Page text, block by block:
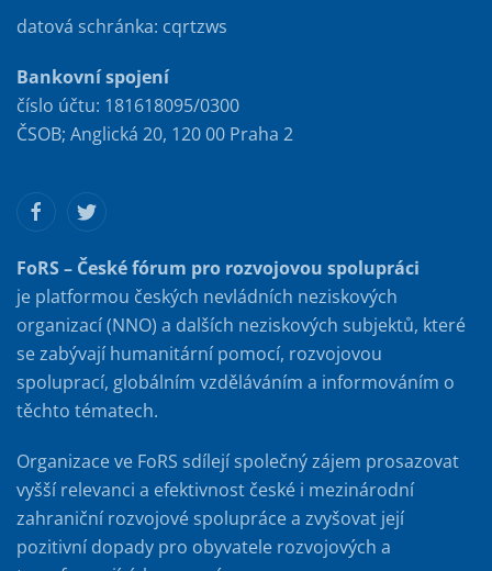
datová schránka: cqrtzws
Bankovní spojení
číslo účtu: 181618095/0300
ČSOB; Anglická 20, 120 00 Praha 2
FoRS – České fórum pro rozvojovou spolupráci
je platformou českých nevládních neziskových
organizací (NNO) a dalších neziskových subjektů, které
se zabývají humanitární pomocí, rozvojovou
spoluprací, globálním vzděláváním a informováním o
těchto tématech.
Organizace ve FoRS sdílejí společný zájem prosazovat
vyšší relevanci a efektivnost české i mezinárodní
zahraniční rozvojové spolupráce a zvyšovat její
pozitivní dopady pro obyvatele rozvojových a